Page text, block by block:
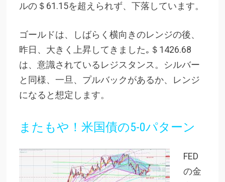
ルの＄61.15を超えられず、下落しています。
ゴールドは、しばらく横向きのレンジの後、
昨日、大きく上昇してきました｡＄1426.68
は、意識されているレジスタンス。シルバー
と同様、一旦、プルバックがあるか、レンジ
になると想定します。
またもや！米国債の5-0パターン
FED
の金